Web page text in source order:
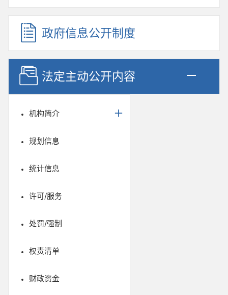
政府信息公开制度
法定主动公开内容
机构简介
规划信息
统计信息
许可/服务
处罚/强制
权责清单
财政资金